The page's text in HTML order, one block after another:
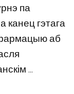
па
канец гэтага
аб
…